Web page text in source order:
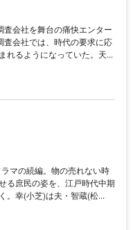
査会社を舞台の痛快エンター
査会社では、時代の要求に応
れるようになっていた。天...
マの続編。物の売れない時
る庶民の姿を、江戸時代中期
。幸(小芝)は夫・智蔵(松...